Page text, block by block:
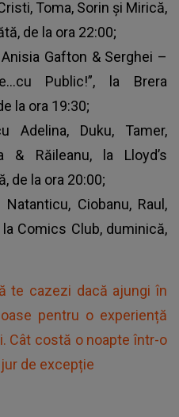
Toma, Sorin și Mirică,
de la ora 22:00;
Gafton & Serghei –
Public!”, la Brera
la ora 19:30;
Adelina, Duku, Tamer,
& Răileanu, la Lloyd’s
de la ora 20:00;
Ciobanu, Raul,
Comics Club, duminică,
te cazezi dacă ajungi în
pentru o experiență
Cât costă o noapte într-o
de excepție